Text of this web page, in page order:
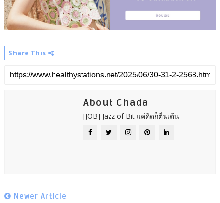
Share This
About Chada
[JOB] Jazz of Bit แค่คิดก็ตื่นเต้น
Newer Article